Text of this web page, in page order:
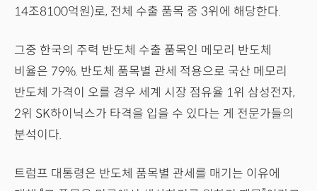
14조8100억원)로, 전체 수출 품목 중 3위에 해당한다.
그중 한국의 주력 반도체 수출 품목인 메모리 반도체
비율은 79%. 반도체 품목별 관세 적용으로 국산 메모리
반도체 가격이 오를 경우 세계 시장 점유율 1위 삼성전자,
2위 SK하이닉스가 타격을 입을 수 있다는 게 전문가들의
분석이다.
트럼프 대통령은 반도체 품목별 관세를 매기는 이유에